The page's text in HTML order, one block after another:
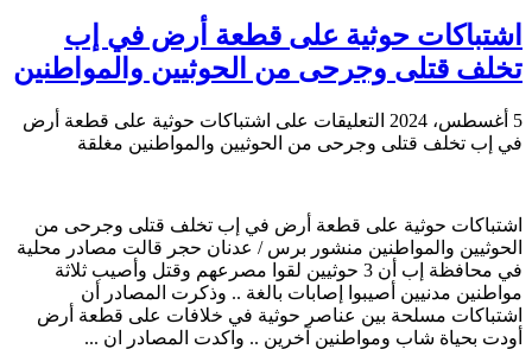
اشتباكات حوثية على قطعة أرض في إب
تخلف قتلى وجرحى من الحوثيين والمواطنين
5 أغسطس، 2024 التعليقات على اشتباكات حوثية على قطعة أرض
في إب تخلف قتلى وجرحى من الحوثيين والمواطنين مغلقة
اشتباكات حوثية على قطعة أرض في إب تخلف قتلى وجرحى من
الحوثيين والمواطنين منشور برس / عدنان حجر قالت مصادر محلية
في محافظة إب أن 3 حوثيين لقوا مصرعهم وقتل وأصيب ثلاثة
مواطنين مدنيين أصيبوا إصابات بالغة .. وذكرت المصادر أن
اشتباكات مسلحة بين عناصر حوثية في خلافات على قطعة أرض
أودت بحياة شاب ومواطنين آخرين .. واكدت المصادر ان ...